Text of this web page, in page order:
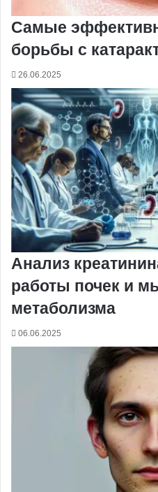
Самые
борьбы с
26.06.2025
Анализ
работы почек и
метаболизма
06.06.2025